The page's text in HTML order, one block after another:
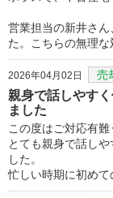
営業担当の新井さ
た。こちらの無理な
2026年04月02日 売
親身で話しやす
ました
この度はご対応有難
とても親身で話し
した。
忙しい時期に初めて